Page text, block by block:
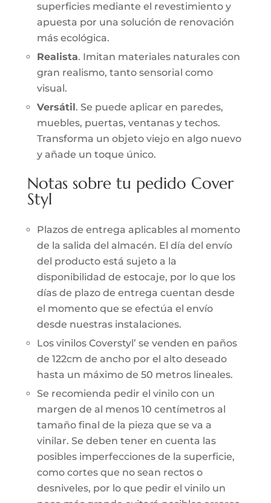
superficies mediante el revestimiento y
apuesta por una solución de renovación
más ecológica.
Realista. Imitan materiales naturales con
gran realismo, tanto sensorial como
visual.
Versátil . Se puede aplicar en paredes,
muebles, puertas, ventanas y techos.
Transforma un objeto viejo en algo nuevo
y añade un toque único.
Notas sobre tu pedido Cover
Styl
Plazos de entrega aplicables al momento
de la salida del almacén. El día del envío
del producto está sujeto a la
disponibilidad de estocaje, por lo que los
días de plazo de entrega cuentan desde
el momento que se efectúa el envío
desde nuestras instalaciones.
Los vinilos Coverstyl’ se venden en paños
de 122cm de ancho por el alto deseado
hasta un máximo de 50 metros lineales.
Se recomienda pedir el vinilo con un
margen de al menos 10 centímetros al
tamaño final de la pieza que se va a
vinilar. Se deben tener en cuenta las
posibles imperfecciones de la superficie,
como cortes que no sean rectos o
desniveles, por lo que pedir el vinilo un